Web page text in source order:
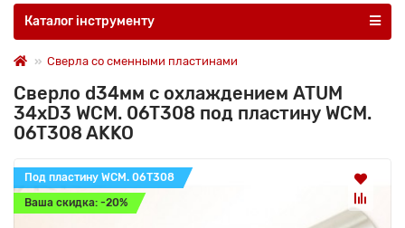
Каталог інструменту
Сверла со сменными пластинами
Сверло d34мм с охлаждением ATUM
34xD3 WCM. 06T308 под пластину WCM.
06T308 AKKO
Под пластину WCM. 06T308
Ваша скидка: -20%